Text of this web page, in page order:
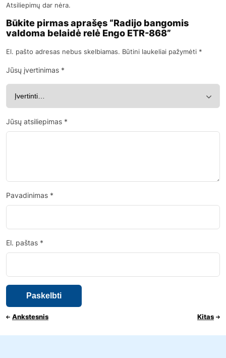
Atsiliepimų dar nėra.
Būkite pirmas aprašęs “Radijo bangomis
valdoma belaidė relė Engo ETR-868”
El. pašto adresas nebus skelbiamas. Būtini laukeliai pažymėti *
Jūsų įvertinimas *
Jūsų atsiliepimas *
Pavadinimas *
El. paštas *
Ankstesnis Kitas